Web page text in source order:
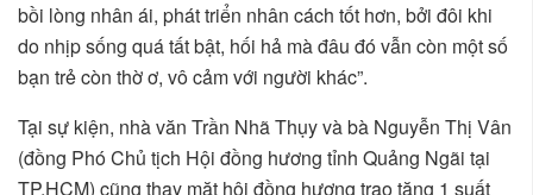
bồi lòng nhân ái, phát triển nhân cách tốt hơn, bởi đôi khi
do nhịp sống quá tất bật, hối hả mà đâu đó vẫn còn một số
bạn trẻ còn thờ ơ, vô cảm với người khác”.
Tại sự kiện, nhà văn Trần Nhã Thụy và bà Nguyễn Thị Vân
(đồng Phó Chủ tịch Hội đồng hương tỉnh Quảng Ngãi tại
TP.HCM) cũng thay mặt hội đồng hương trao tặng 1 suất